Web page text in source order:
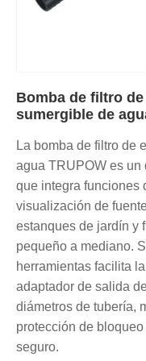
Bomba de filtro
sumergible de
La bomba de filtro de
agua TRUPOW es
que integra funciones
visualización de
estanques de jardín y
pequeño a mediano.
herramientas facilita
adaptador de salida
diámetros de tubería,
protección de
seguro.